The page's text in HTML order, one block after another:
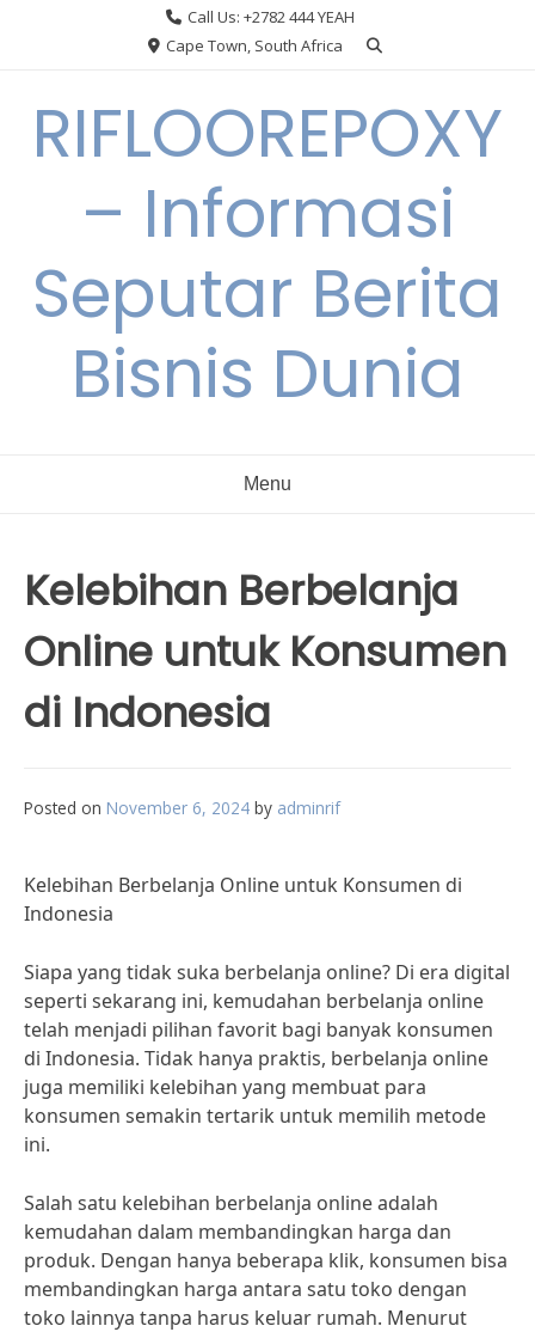
Call Us: +2782 444 YEAH
Cape Town, South Africa
RIFLOOREPOXY
– Informasi
Seputar Berita
Bisnis Dunia
Menu
Kelebihan Berbelanja
Online untuk Konsumen
di Indonesia
Posted on November 6, 2024 by adminrif
Kelebihan Berbelanja Online untuk Konsumen di
Indonesia
Siapa yang tidak suka berbelanja online? Di era digital
seperti sekarang ini, kemudahan berbelanja online
telah menjadi pilihan favorit bagi banyak konsumen
di Indonesia. Tidak hanya praktis, berbelanja online
juga memiliki kelebihan yang membuat para
konsumen semakin tertarik untuk memilih metode
ini.
Salah satu kelebihan berbelanja online adalah
kemudahan dalam membandingkan harga dan
produk. Dengan hanya beberapa klik, konsumen bisa
membandingkan harga antara satu toko dengan
toko lainnya tanpa harus keluar rumah. Menurut